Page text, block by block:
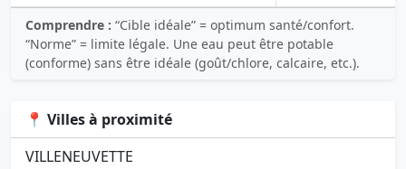
Comprendre : “Cible idéale” = optimum santé/confort.
“Norme” = limite légale. Une eau peut être potable
(conforme) sans être idéale (goût/chlore, calcaire, etc.).
📍 Villes à proximité
VILLENEUVETTE